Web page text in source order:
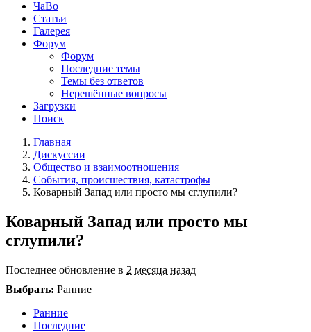
ЧаВо
Статьи
Галерея
Форум
Форум
Последние темы
Темы без ответов
Нерешённые вопросы
Загрузки
Поиск
Главная
Дискуссии
Общество и взаимоотношения
События, происшествия, катастрофы
Коварный Запад или просто мы сглупили?
Коварный Запад или просто мы
сглупили?
Последнее обновление в 2 месяца назад
Выбрать: Ранние
Ранние
Последние